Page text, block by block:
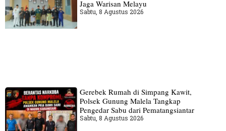
Jaga Warisan Melayu
Sabtu, 8 Agustus 2026
Gerebek Rumah di Simpang Kawit,
Polsek Gunung Malela Tangkap
Pengedar Sabu dari Pematangsiantar
Sabtu, 8 Agustus 2026